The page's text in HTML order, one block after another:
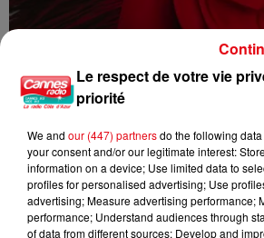
L'INVITEE DE CANNES RADIO : ANGELIQUE
Le respect de votre vie
priorité
We and our (447) partnersdo the following
your consent and/or our legitimate interest:
information on a device; Use limited data to
profiles for personalised advertising; Use
advertising; Measure advertising performance;
performance; Understand audiences through
of data from different sources; Develop and